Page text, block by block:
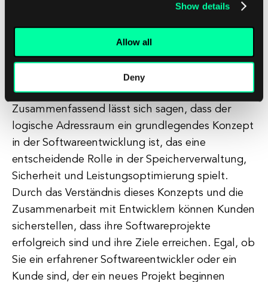
Show details
Allow all
Deny
Speichernutzung und zur Verbesserung der
Programmleistung können Kunden sicherstellen,
dass ihre Anwendungen ihren Anforderungen
entsprechen und ein nahtloses Benutzererlebnis
Zusammenfassend lässt sich sagen, dass der
logische Adressraum ein grundlegendes Konzept
in der Softwareentwicklung ist, das eine
entscheidende Rolle in der Speicherverwaltung,
Sicherheit und Leistungsoptimierung spielt.
Durch das Verständnis dieses Konzepts und die
Zusammenarbeit mit Entwicklern können Kunden
sicherstellen, dass ihre Softwareprojekte
erfolgreich sind und ihre Ziele erreichen. Egal, ob
Sie ein erfahrener Softwareentwickler oder ein
Kunde sind, der ein neues Projekt beginnen